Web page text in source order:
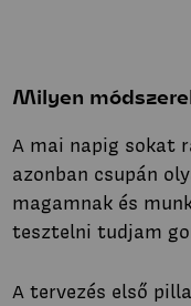
Milyen
A mai napig sokat
azonban csupán
magamnak és
tesztelni tudjam
A tervezés első